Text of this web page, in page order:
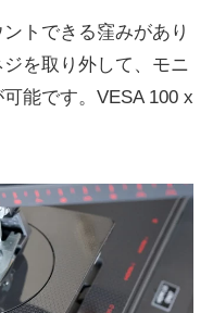
トできる窪みがあり
を取り外して、モニ
能です。VESA 100 x